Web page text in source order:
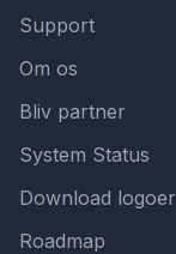
Support
Om os
Bliv partner
System Status
Download logoer
Roadmap